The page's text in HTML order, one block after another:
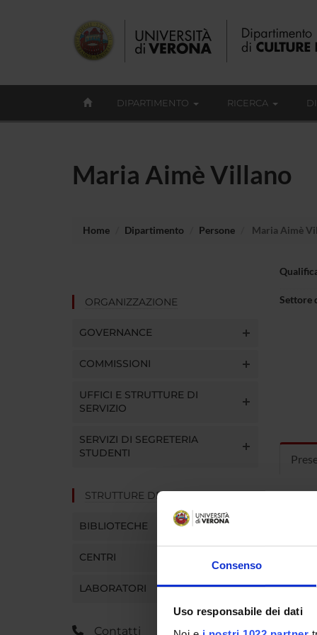
Consenso
Uso responsabile dei dati
DIPARTIMENTO RICERCA
Maria Aimè Villano
Home Dipartimento Persone Maria Aimè
ORGANIZZAZIONE
GOVERNANCE
COMMISSIONI
UFFICI E STRUTTURE DI
SERVIZIO
SERVIZI DI SEGRETERIA
STUDENTI
STRUTTURE DEL DIPARTIMENTO
BIBLIOTECHE
CENTRI
LABORATORI
Contatti
Settore